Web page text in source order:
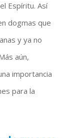
Espíritu. Así
dogmas que
y ya no
aún,
importancia
para la